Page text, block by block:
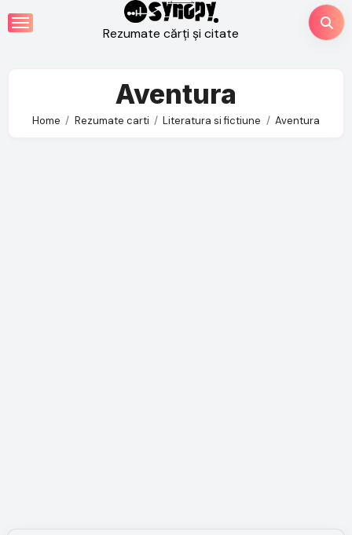
Skip
to
Rezumate cărți și citate
Aventura
Home Rezumate carti Literatura si fictiune Aventura